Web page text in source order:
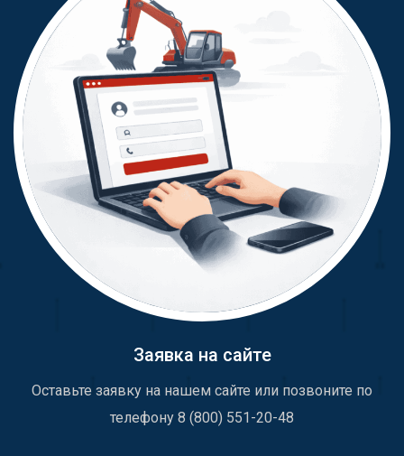
Заявка на сайте
Оставьте заявку на нашем сайте или позвоните по
телефону 8 (800) 551-20-48